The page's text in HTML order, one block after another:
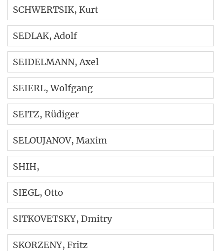
SCHWERTSIK, Kurt
SEDLAK, Adolf
SEIDELMANN, Axel
SEIERL, Wolfgang
SEITZ, Rüdiger
SELOUJANOV, Maxim
SHIH,
SIEGL, Otto
SITKOVETSKY, Dmitry
SKORZENY, Fritz